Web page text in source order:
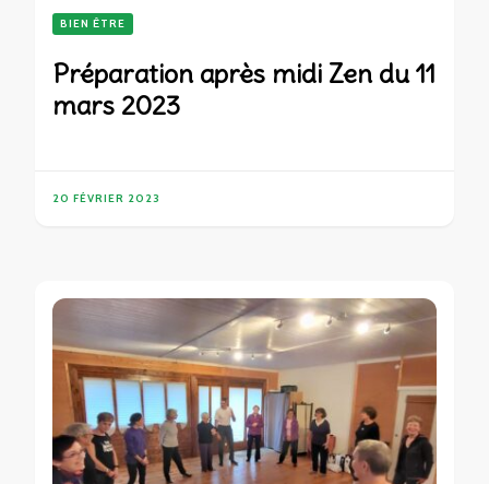
BIEN ÊTRE
Préparation après midi Zen du 11
mars 2023
20 FÉVRIER 2023